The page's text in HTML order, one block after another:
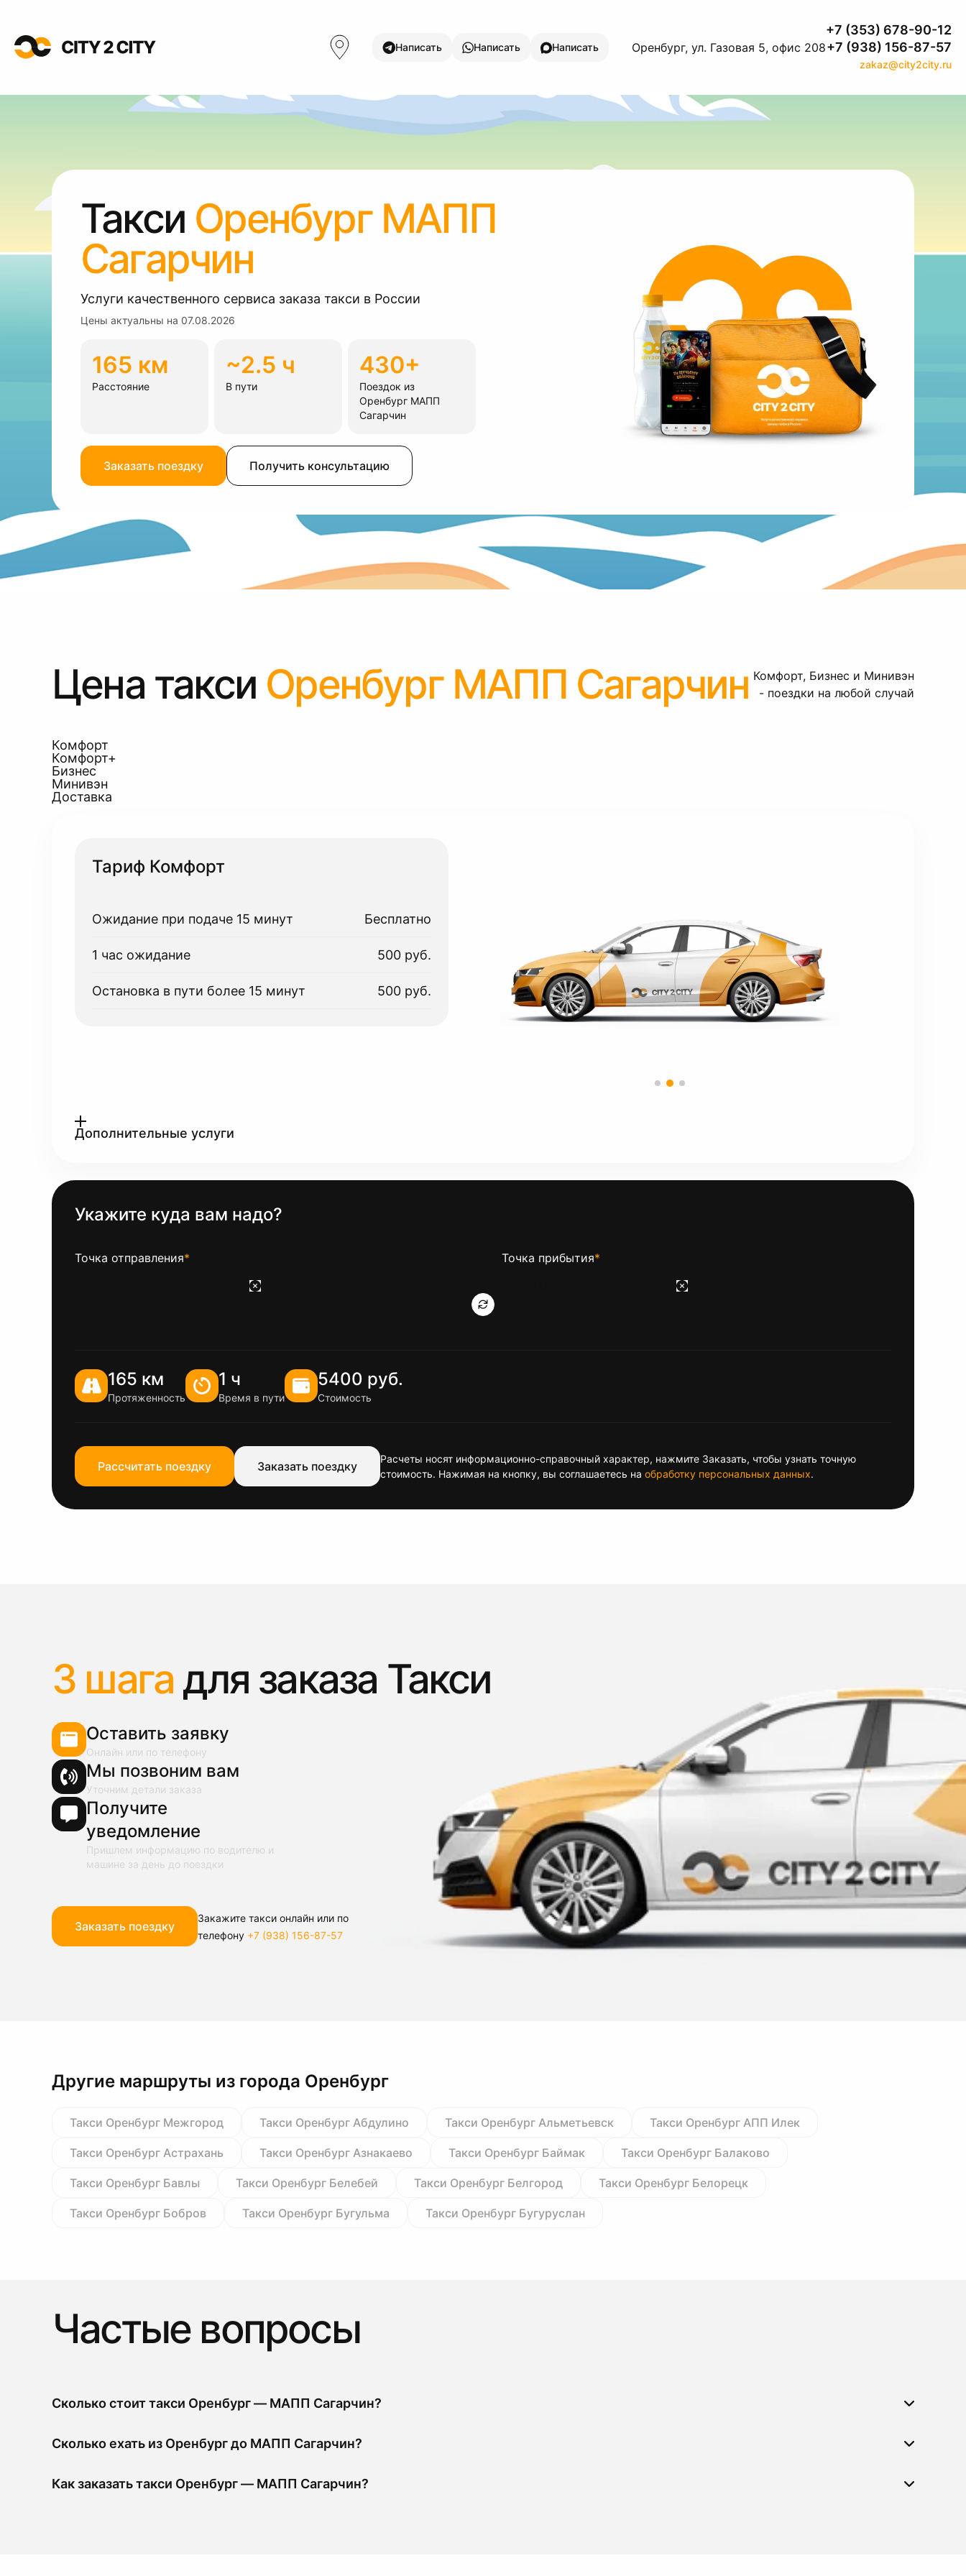
Написать Написать Написать Оренбург, ул. Газовая 5, офис 208
+7 (353) 678-90-12
+7 (938) 156-87-57
zakaz@city2city.ru
Такси Оренбург МАПП
Сагарчин
Услуги качественного сервиса заказа такси в России
Цены актуальны на 07.08.2026
165 км
Расстояние
~2.5 ч
В пути
430+
Поездок из
Оренбург МАПП
Сагарчин
Заказать поездку Получить консультацию
Цена такси Оренбург МАПП Сагарчин Комфорт, Бизнес и Минивэн
- поездки на любой случай
Комфорт
Комфорт+
Бизнес
Минивэн
Доставка
Тариф Комфорт
Ожидание при подаче 15 минут Бесплатно
1 час ожидание 500 руб.
Остановка в пути более 15 минут 500 руб.
Дополнительные услуги
Укажите куда вам надо?
Точка отправления* Точка прибытия*
165 км
Протяженность
1 ч
Время в пути
5400 руб.
Стоимость
Рассчитать поездку Заказать поездку
Расчеты носят информационно-справочный характер, нажмите Заказать, чтобы узнать точную
стоимость. Нажимая на кнопку, вы соглашаетесь на обработку персональных данных.
3 шага для заказа Такси
Оставить заявку
Онлайн или по телефону
Мы позвоним вам
Уточним детали заказа
Получите
уведомление
Пришлем информацию по водителю и
машине за день до поездки
Заказать поездку
Закажите такси онлайн или по
телефону +7 (938) 156-87-57
Другие маршруты из города Оренбург
Такси Оренбург Межгород Такси Оренбург Абдулино Такси Оренбург Альметьевск Такси Оренбург АПП Илек
Такси Оренбург Астрахань Такси Оренбург Азнакаево Такси Оренбург Баймак Такси Оренбург Балаково
Такси Оренбург Бавлы Такси Оренбург Белебей Такси Оренбург Белгород Такси Оренбург Белорецк
Такси Оренбург Бобров Такси Оренбург Бугульма Такси Оренбург Бугуруслан
Частые вопросы
Сколько стоит такси Оренбург — МАПП Сагарчин?
Сколько ехать из Оренбург до МАПП Сагарчин?
Как заказать такси Оренбург — МАПП Сагарчин?